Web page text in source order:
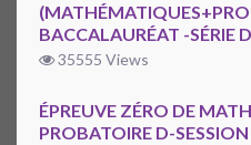
BACCALAURÉAT -SÉRIE
35555 Views
ÉPREUVE ZÉRO DE
PROBATOIRE D-